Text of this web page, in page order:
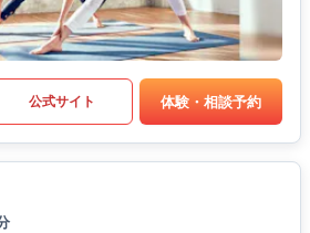
公式サイト 体験・相談予約